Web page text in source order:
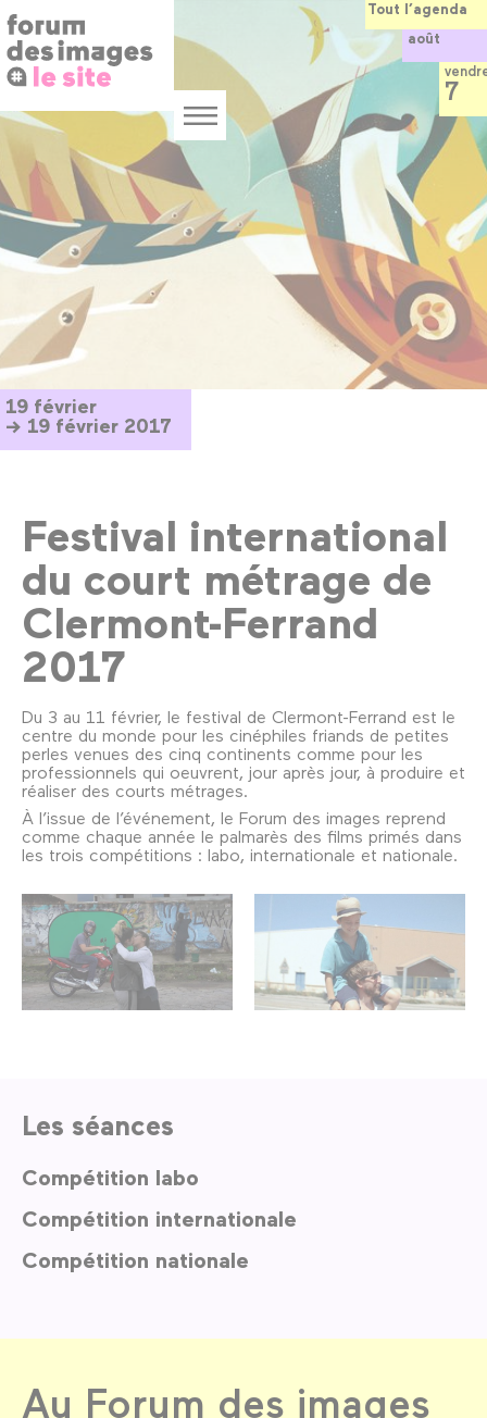
au
contenu
principal
Menu
19 février
→ 19 février 2017
Festival international
du court métrage de
Clermont-Ferrand
2017
Du 3 au 11 février, le festival de Clermont-Ferrand est le
centre du monde pour les cinéphiles friands de petites
perles venues des cinq continents comme pour les
professionnels qui oeuvrent, jour après jour, à produire et
réaliser des courts métrages.
À l’issue de l’événement, le Forum des images reprend
comme chaque année le palmarès des films primés dans
les trois compétitions : labo, internationale et nationale.
Les séances
Compétition labo
Compétition internationale
Compétition nationale
Au Forum des images
Tout l’agenda
août
7